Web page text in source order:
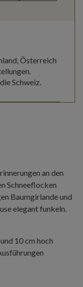
Österreich
Schweiz.
an den
Schneeflocken
Baumgirlande und
elegant funkeln.
10 cm hoch